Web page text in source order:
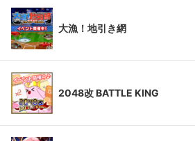
大漁！地引き網
2048改 BATTLE KING